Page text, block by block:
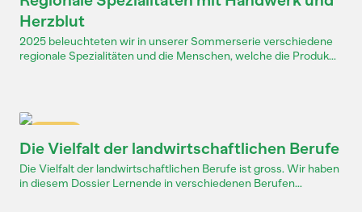
Herzblut
2025 beleuchteten wir in unserer Sommerserie verschiedene
regionale Spezialitäten und die Menschen, welche die Produk...
Die Vielfalt der landwirtschaftlichen Berufe
Die Vielfalt der landwirtschaftlichen Berufe ist gross. Wir haben
in diesem Dossier Lernende in verschiedenen Berufen...